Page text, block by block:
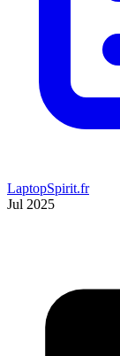
LaptopSpirit.fr
Jul 2025